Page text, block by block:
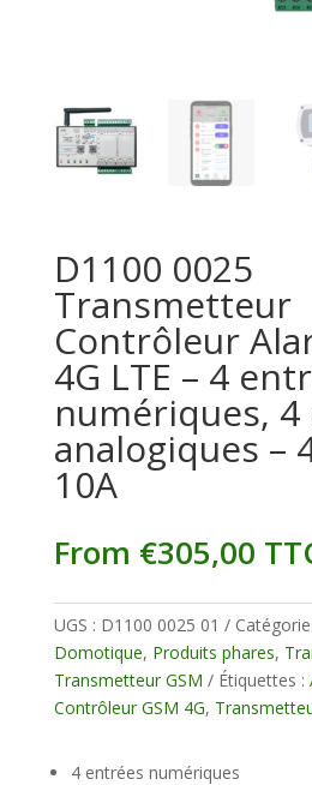
D1100 0025
Transmetteur
Contrôleur
4G LTE – 4
numériques,
analogiques –
10A
From €305,00
UGS : D1100 0025 01
Domotique, Produits phares,
Transmetteur GSM
Étiquettes :
Contrôleur GSM 4G,
4 entrées numériques